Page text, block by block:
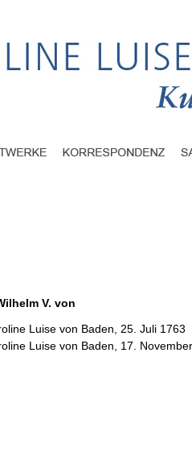
V. von
Luise von Baden, 25. Juli 1763
Luise von Baden, 17.